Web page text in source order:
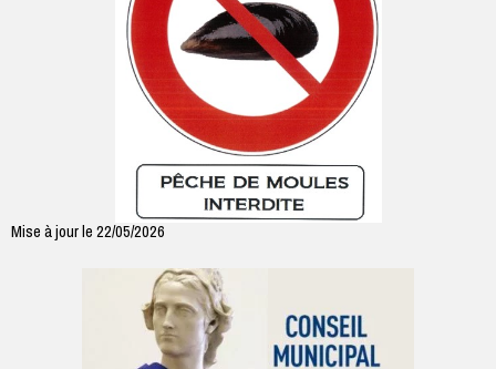
Mise à jour le 22/05/2026